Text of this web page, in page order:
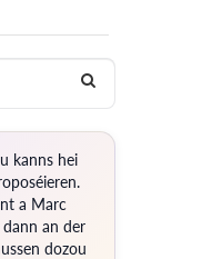
kanns hei
a Marc
dann an der
dozou